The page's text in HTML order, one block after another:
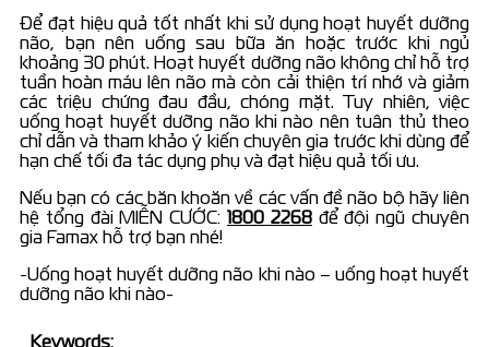
Để đạt hiệu quả tốt nhất khi sử dụng hoạt huyết dưỡng
não, bạn nên uống sau bữa ăn hoặc trước khi ngủ
khoảng 30 phút. Hoạt huyết dưỡng não không chỉ hỗ trợ
tuần hoàn máu lên não mà còn cải thiện trí nhớ và giảm
các triệu chứng đau đầu, chóng mặt. Tuy nhiên, việc
uống hoạt huyết dưỡng não khi nào nên tuân thủ theo
chỉ dẫn và tham khảo ý kiến chuyên gia trước khi dùng để
hạn chế tối đa tác dụng phụ và đạt hiệu quả tối ưu.
Nếu bạn có các băn khoăn về các vấn đề não bộ hãy liên
hệ tổng đài MIỄN CƯỚC: 1800 2268để đội ngũ chuyên
gia Famax hỗ trợ bạn nhé!
-Uống hoạt huyết dưỡng não khi nào – uống hoạt huyết
dưỡng não khi nào-
Keywords: